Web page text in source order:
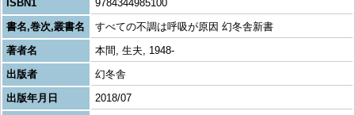
ISBN1
9784344985100
書名,巻次,叢書名
すべての不調は呼吸が原因 幻冬舎新書
著者名
本間, 生夫, 1948-
出版者
幻冬舎
出版年月日
2018/07